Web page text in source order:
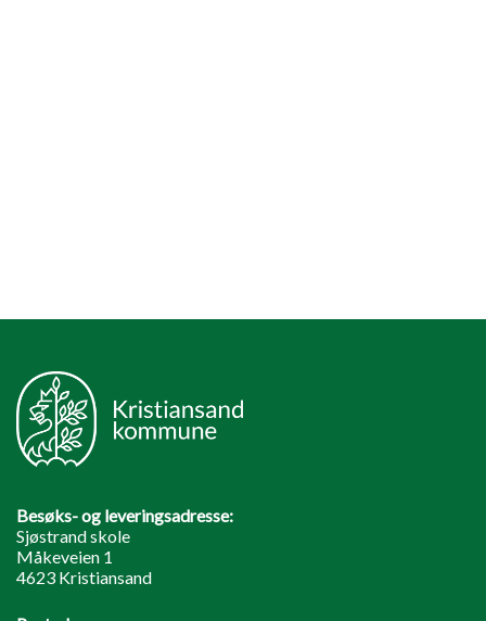
Besøks- og leveringsadresse:
Sjøstrand skole
Måkeveien 1
4623 Kristiansand